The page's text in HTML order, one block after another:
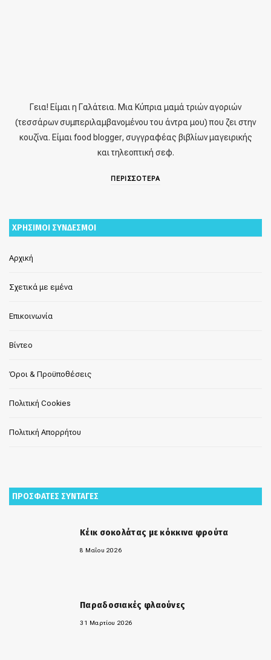
Γεια! Είμαι η Γαλάτεια. Μια Κύπρια μαμά τριών αγοριών
(τεσσάρων συμπεριλαμβανομένου του άντρα μου) που ζει στην
κουζίνα. Είμαι food blogger, συγγραφέας βιβλίων μαγειρικής
και τηλεοπτική σεφ.
ΠΕΡΙΣΣΟΤΕΡΑ
ΧΡΗΣΙΜΟΙ ΣΥΝΔΕΣΜΟΙ
Αρχική
Σχετικά με εμένα
Επικοινωνία
Βίντεο
Όροι & Προϋποθέσεις
Πολιτική Cookies
Πολιτική Απορρήτου
ΠΡΟΣΦΑΤΕΣ ΣΥΝΤΑΓΕΣ
Κέικ σοκολάτας με κόκκινα φρούτα
8 Μαΐου 2026
Παραδοσιακές φλαούνες
31 Μαρτίου 2026